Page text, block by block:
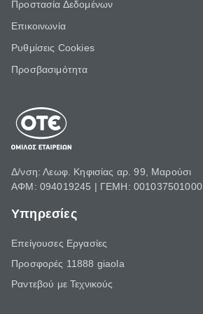
Προστασία Δεδομένων
Επικοινωνία
Ρυθμίσεις Cookies
Προσβασιμότητα
Δ/νση: Λεωφ. Κηφισίας αρ. 99, Μαρούσι
ΑΦΜ: 094019245 | ΓΕΜΗ: 001037501000
Υπηρεσίες
Επείγουσες Εργασίες
Προσφορές 11888 giaola
Ραντεβού με Τεχνικούς